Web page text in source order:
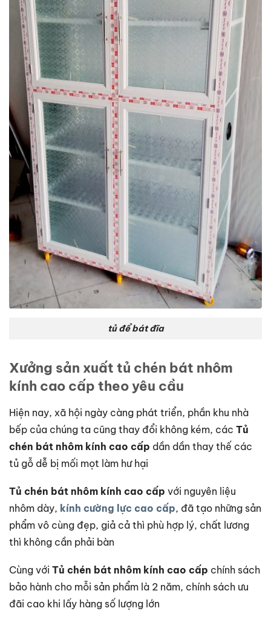
tủ để bát đĩa
Xưởng sản xuất tủ chén bát nhôm
kính cao cấp theo yêu cầu
Hiện nay, xã hội ngày càng phát triển, phần khu nhà
bếp của chúng ta cũng thay đổi không kém, các Tủ
chén bát nhôm kính cao cấp dần dần thay thế các
tủ gỗ dễ bị mối mọt làm hư hại
Tủ chén bát nhôm kính cao cấp với nguyên liệu
nhôm dày, kính cường lực cao cấp, đã tạo những sản
phẩm vô cùng đẹp, giả cả thì phù hợp lý, chất lương
thì không cần phải bàn
Cùng với Tủ chén bát nhôm kính cao cấp chính sách
bảo hành cho mỗi sản phẩm là 2 năm, chính sách ưu
đãi cao khi lấy hàng số lượng lớn